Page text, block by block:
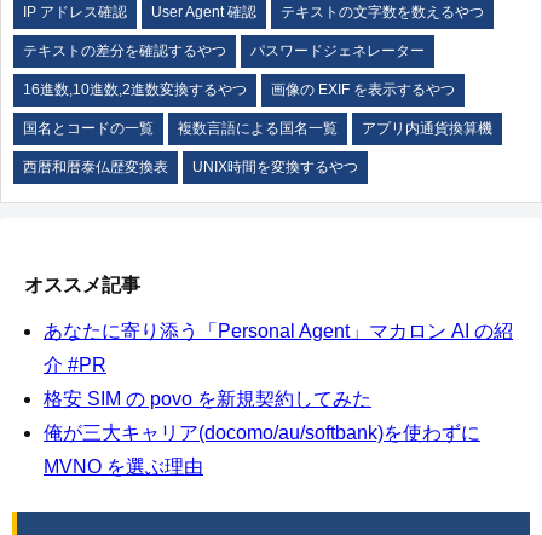
IP アドレス確認 User Agent 確認 テキストの文字数を数えるやつ
テキストの差分を確認するやつ パスワードジェネレーター
16進数,10進数,2進数変換するやつ 画像の EXIF を表示するやつ
国名とコードの一覧 複数言語による国名一覧 アプリ内通貨換算機
西暦和暦泰仏歴変換表 UNIX時間を変換するやつ
オススメ記事
あなたに寄り添う「Personal Agent」マカロン AI の紹
介 #PR
格安 SIM の povo を新規契約してみた
俺が三大キャリア(docomo/au/softbank)を使わずに
MVNO を選ぶ理由